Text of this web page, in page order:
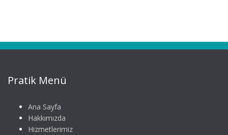
Pratik Menü
Ana Sayfa
Hakkımızda
Hizmetlerimiz